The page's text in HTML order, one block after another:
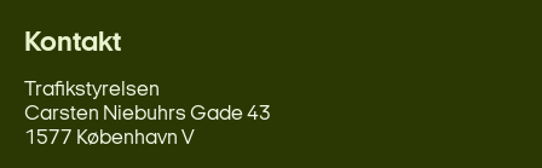
Kontakt
Trafikstyrelsen
Carsten Niebuhrs Gade 43
1577 København V